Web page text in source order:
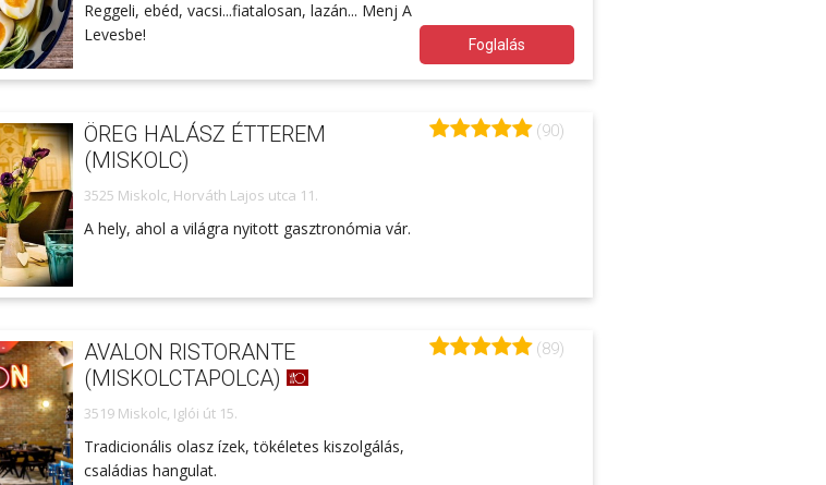
Reggeli, ebéd, vacsi...fiatalosan, lazán... Menj A
Levesbe!
Foglalás
ÖREG HALÁSZ ÉTTEREM
(MISKOLC)
3525 Miskolc, Horváth Lajos utca 11.
A hely, ahol a világra nyitott gasztronómia vár.
(90)
AVALON RISTORANTE
(MISKOLCTAPOLCA)
3519 Miskolc, Iglói út 15.
Tradicionális olasz ízek, tökéletes kiszolgálás,
családias hangulat.
(89)